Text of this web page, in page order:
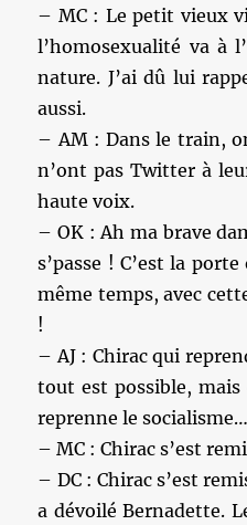
– MC : Le petit vieux
l’homosexualité va à
nature. J’ai dû lui
aussi.
– AM : Dans le train,
n’ont pas Twitter à
haute voix.
– OK : Ah ma brave
s’passe ! C’est la
même temps, avec
!
– AJ : Chirac qui
tout est possible, mais
reprenne le
– MC : Chirac s’est
– DC : Chirac s’est
a dévoilé Bernadette.